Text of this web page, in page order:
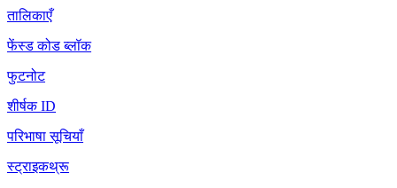
तालिकाएँ
फेंस्ड कोड ब्लॉक
फुटनोट
शीर्षक ID
परिभाषा सूचियाँ
स्ट्राइकथ्रू